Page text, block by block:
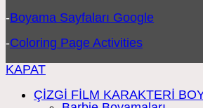
-Boyama Sayfaları Google
-Coloring Page Activities
KAPAT
ÇİZGİ FİLM KARAKTERİ